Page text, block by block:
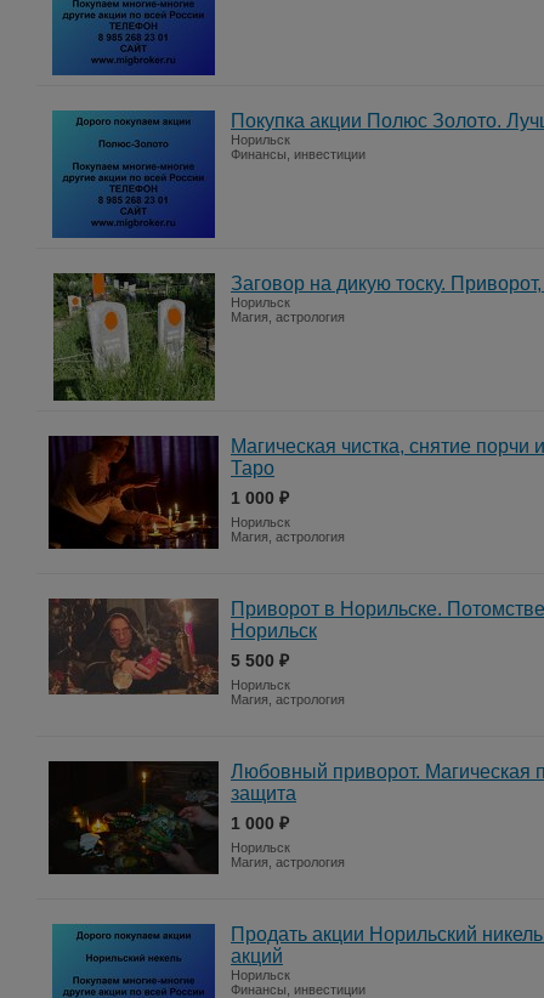
Покупка акции Полюс Золото.
Норильск
Финансы, инвестиции
Заговор на дикую тоску.
Норильск
Магия, астрология
Магическая чистка, снятие
Таро
1 000 ₽
Норильск
Магия, астрология
Приворот в Норильске.
Норильск
5 500 ₽
Норильск
Магия, астрология
Любовный приворот. Магическая
защита
1 000 ₽
Норильск
Магия, астрология
Продать акции Норильский
акций
Норильск
Финансы, инвестиции